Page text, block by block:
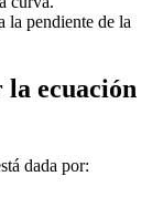
la pendiente de la
ecuación
dada por: